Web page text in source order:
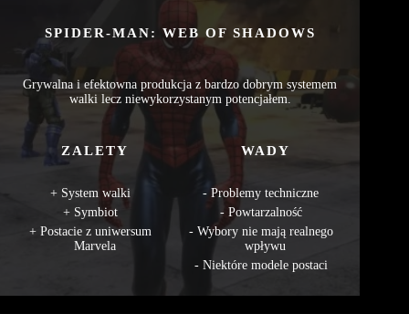
SPIDER-MAN: WEB OF SHADOWS
Grywalna i efektowna produkcja z bardzo dobrym systemem
walki lecz niewykorzystanym potencjałem.
ZALETY
System walki
Symbiot
Postacie z uniwersum
Marvela
WADY
Problemy techniczne
Powtarzalność
Wybory nie mają realnego
wpływu
Niektóre modele postaci